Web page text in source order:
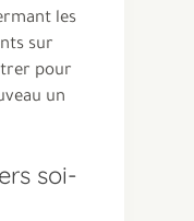
les
sur
pour
un
soi-